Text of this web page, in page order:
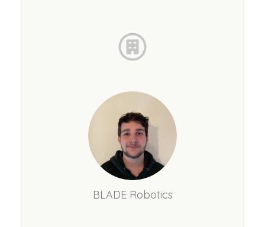
BLADE Robotics